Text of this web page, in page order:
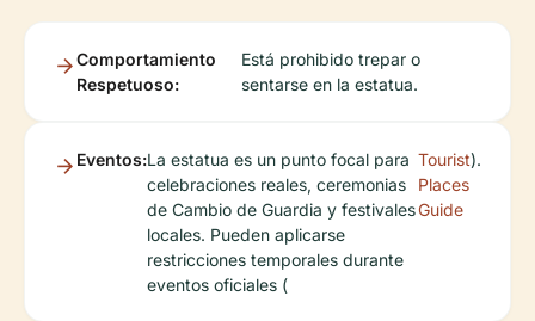
Comportamiento
Respetuoso:
Está prohibido trepar o
sentarse en la estatua.
Eventos:La estatua es un punto focal para
celebraciones reales, ceremonias
de Cambio de Guardia y festivales
locales. Pueden aplicarse
restricciones temporales durante
eventos oficiales (
Tourist
Places
Guide
).